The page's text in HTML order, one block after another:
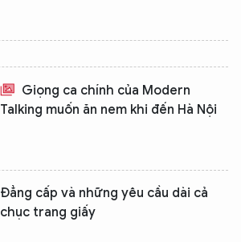
Giọng ca chính của Modern
Talking muốn ăn nem khi đến Hà Nội
Đẳng cấp và những yêu cầu dài cả
chục trang giấy